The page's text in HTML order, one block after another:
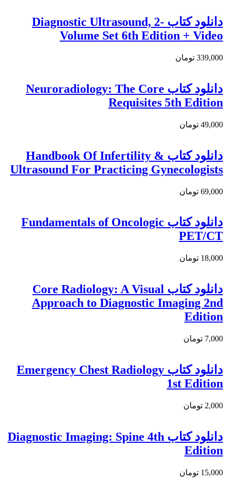
دانلود کتاب Diagnostic Ultrasound, 2-
Volume Set 6th Edition + Video
339,000 تومان
دانلود كتاب Neuroradiology: The Core
Requisites 5th Edition
49,000 تومان
دانلود کتاب Handbook Of Infertility &
Ultrasound For Practicing Gynecologists
69,000 تومان
دانلود کتاب Fundamentals of Oncologic
PET/CT
18,000 تومان
دانلود كتاب Core Radiology: A Visual
Approach to Diagnostic Imaging 2nd
Edition
7,000 تومان
دانلود كتاب Emergency Chest Radiology
1st Edition
2,000 تومان
دانلود کتاب Diagnostic Imaging: Spine 4th
Edition
15,000 تومان